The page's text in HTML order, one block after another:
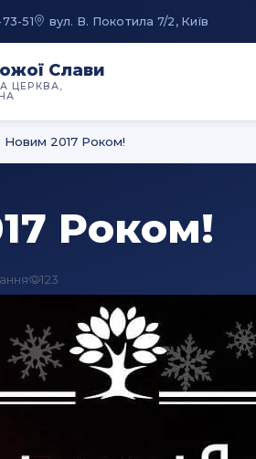
51 вул. В. Покотила 7/2, Київ
Слави
ЦЕРКВА,
Новим 2017 Роком!
Роком!
123